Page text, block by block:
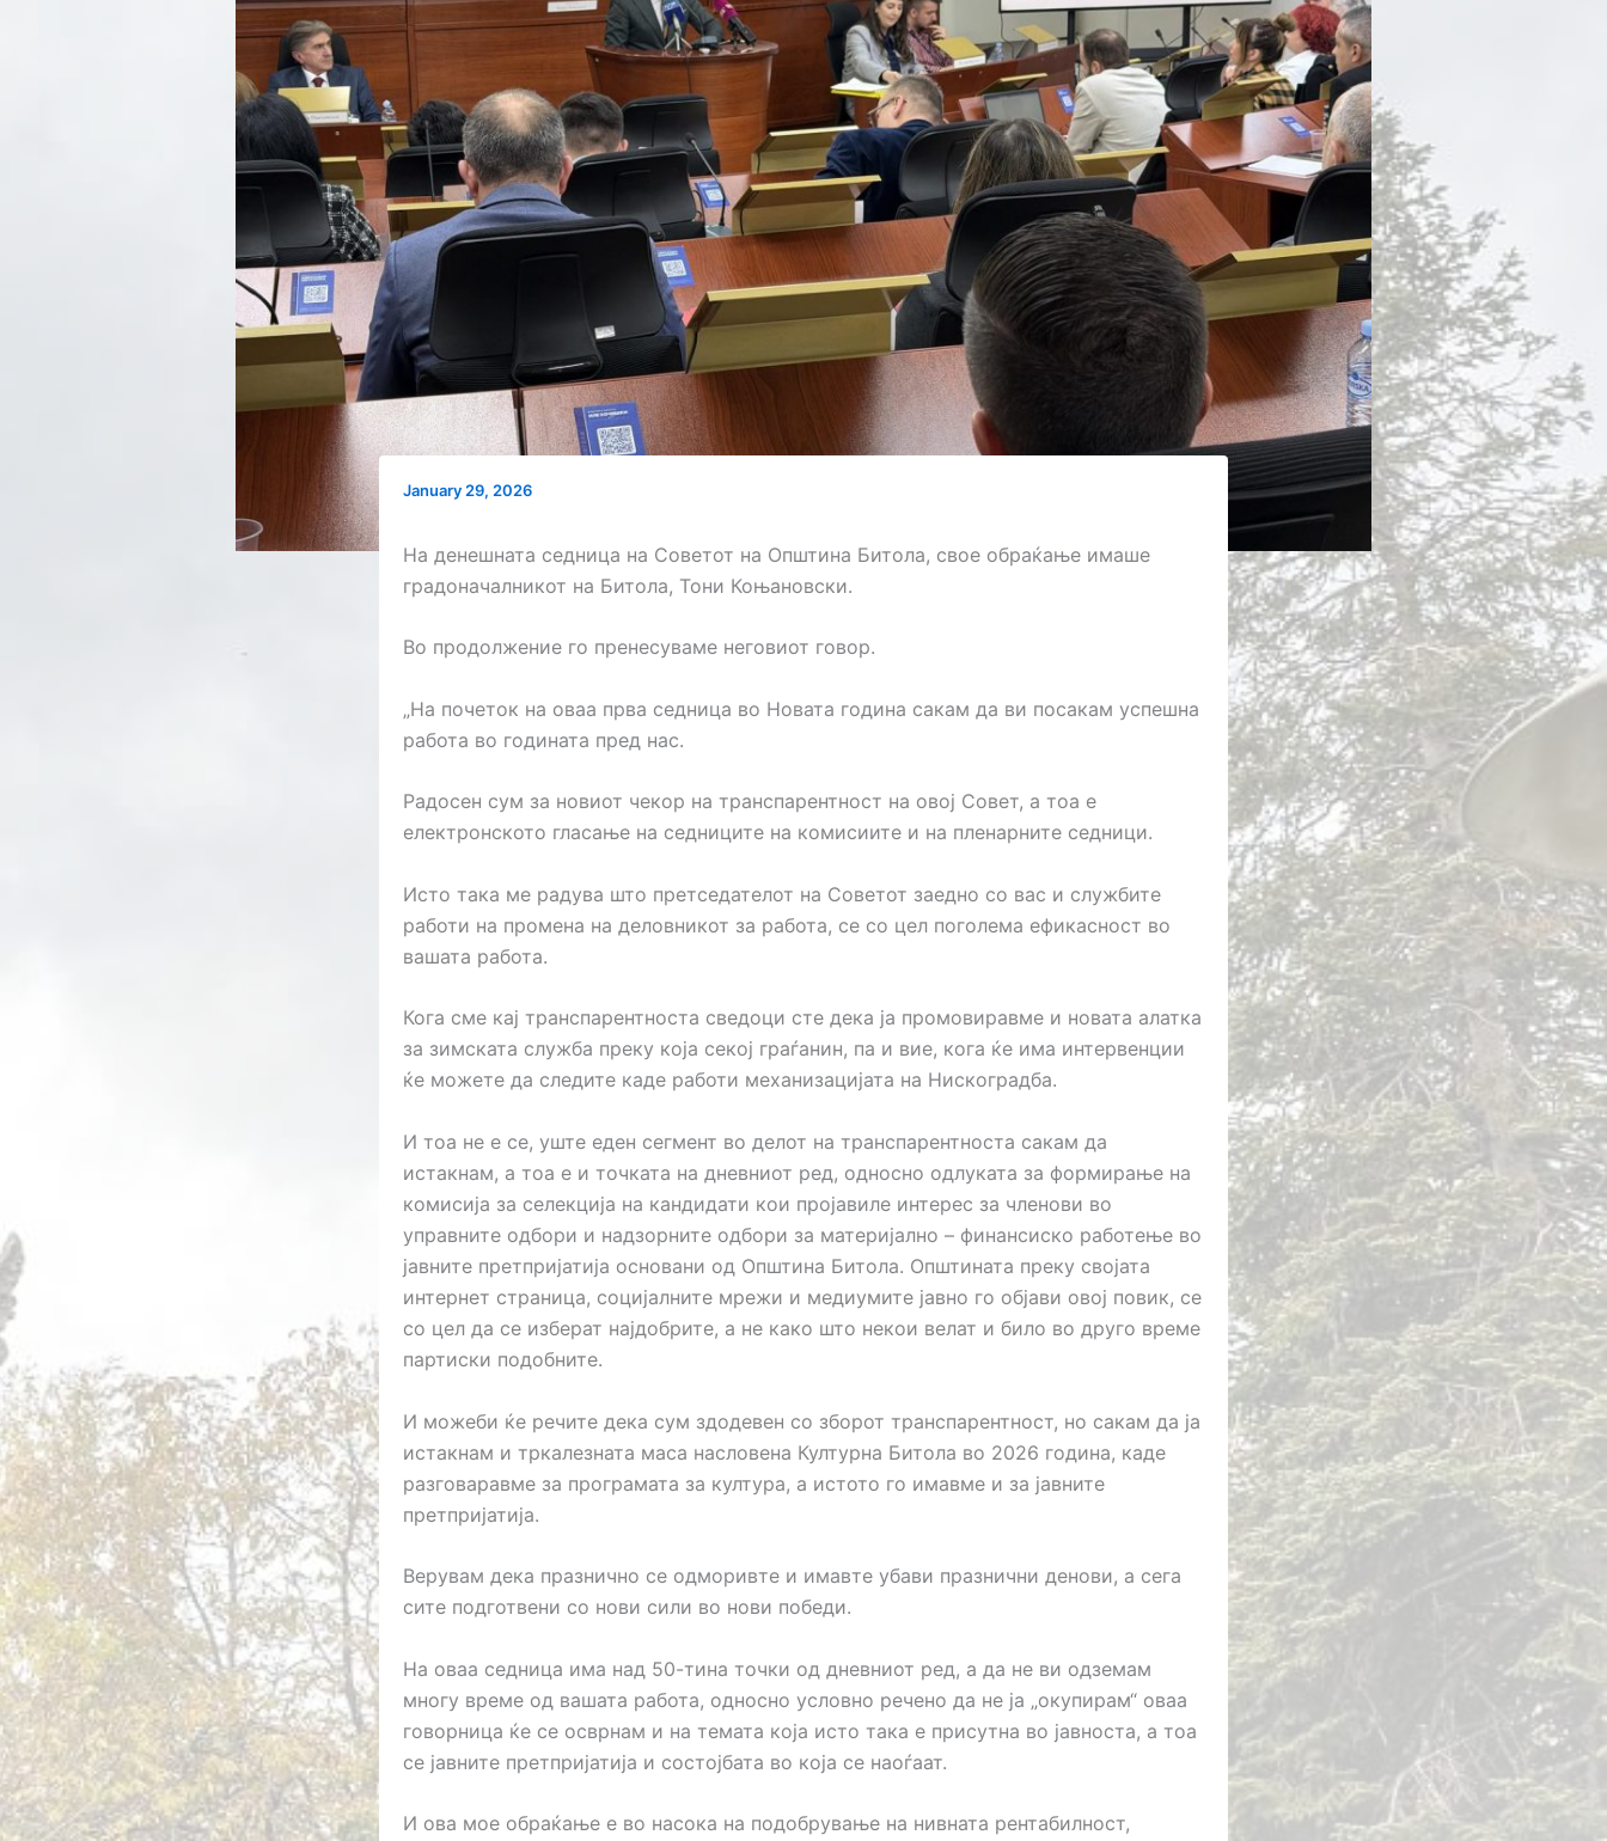
January 29, 2026
На денешната седница на Советот на Општина Битола, свое обраќање имаше
градоначалникот на Битола, Тони Коњановски.
Во продолжение го пренесуваме неговиот говор.
„На почеток на оваа прва седница во Новата година сакам да ви посакам успешна
работа во годината пред нас.
Радосен сум за новиот чекор на транспарентност на овој Совет, а тоа е
електронското гласање на седниците на комисиите и на пленарните седници.
Исто така ме радува што претседателот на Советот заедно со вас и службите
работи на промена на деловникот за работа, се со цел поголема ефикасност во
вашата работа.
Кога сме кај транспарентноста сведоци сте дека ја промовиравме и новата алатка
за зимската служба преку која секој граѓанин, па и вие, кога ќе има интервенции
ќе можете да следите каде работи механизацијата на Нискоградба.
И тоа не е се, уште еден сегмент во делот на транспарентноста сакам да
истакнам, а тоа е и точката на дневниот ред, односно одлуката за формирање на
комисија за селекција на кандидати кои пројавиле интерес за членови во
управните одбори и надзорните одбори за материјално – финансиско работење во
јавните претпријатија основани од Општина Битола. Општината преку својата
интернет страница, социјалните мрежи и медиумите јавно го објави овој повик, се
со цел да се изберат најдобрите, а не како што некои велат и било во друго време
партиски подобните.
И можеби ќе речите дека сум здодевен со зборот транспарентност, но сакам да ја
истакнам и тркалезната маса насловена Културна Битола во 2026 година, каде
разговаравме за програмата за култура, а истото го имавме и за јавните
претпријатија.
Верувам дека празнично се одморивте и имавте убави празнични денови, а сега
сите подготвени со нови сили во нови победи.
На оваа седница има над 50-тина точки од дневниот ред, а да не ви одземам
многу време од вашата работа, односно условно речено да не ја „окупирам“ оваа
говорница ќе се осврнам и на темата која исто така е присутна во јавноста, а тоа
се јавните претпријатија и состојбата во која се наоѓаат.
И ова мое обраќање е во насока на подобрување на нивната рентабилност,